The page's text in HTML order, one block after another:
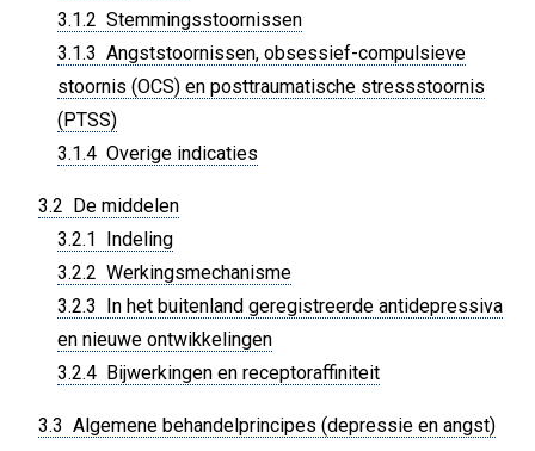
3.1.2 Stemmingsstoornissen
3.1.3 Angststoornissen, obsessief-compulsieve
stoornis (OCS) en posttraumatische stressstoornis
(PTSS)
3.1.4 Overige indicaties
3.2 De middelen
3.2.1 Indeling
3.2.2 Werkingsmechanisme
3.2.3 In het buitenland geregistreerde antidepressiva
en nieuwe ontwikkelingen
3.2.4 Bijwerkingen en receptoraffiniteit
3.3 Algemene behandelprincipes (depressie en angst)